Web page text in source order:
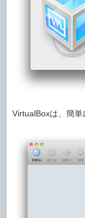
VirtualBoxは、簡単